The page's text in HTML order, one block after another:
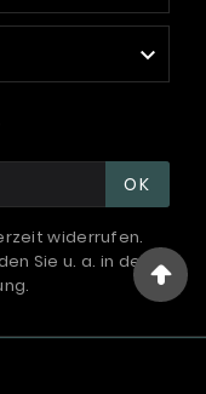

OK
widerrufen.
Sie u. a. in der